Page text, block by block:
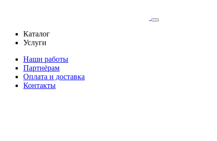
Каталог
Услуги
Наши работы
Партнёрам
Оплата и доставка
Контакты